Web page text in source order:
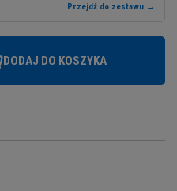
Przejdź do zestawu →
DODAJ DO KOSZYKA